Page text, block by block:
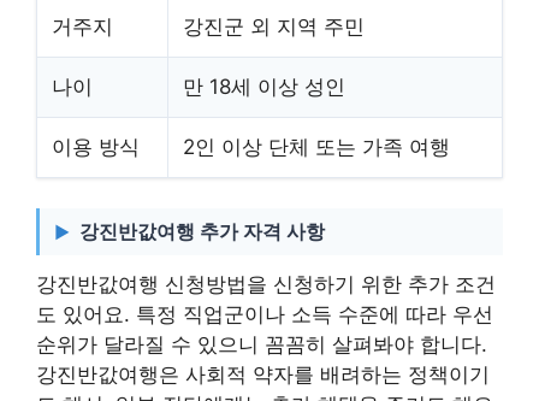
거주지 강진군 외 지역 주민
나이 만 18세 이상 성인
이용 방식 2인 이상 단체 또는 가족 여행
강진반값여행 추가 자격 사항
강진반값여행 신청방법을 신청하기 위한 추가 조건
도 있어요. 특정 직업군이나 소득 수준에 따라 우선
순위가 달라질 수 있으니 꼼꼼히 살펴봐야 합니다.
강진반값여행은 사회적 약자를 배려하는 정책이기